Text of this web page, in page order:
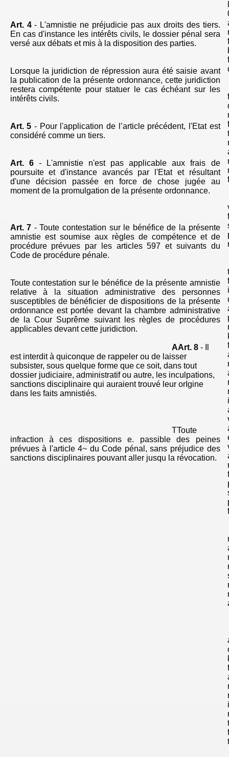
Art. 4- L'amnistie ne préjudicie pas aux droits des tiers.
En cas d'instance les intérêts civils, le dossier pénal sera
versé aux débats et mis à la disposition des parties.
Lorsque la juridiction de répression aura été saisie avant
la publication de la présente ordonnance, cette juridiction
restera compétente pour statuer le cas échéant sur les
intérêts civils.
Art. 5 - Pour l'application de l’article précédent, l'Etat est
considéré comme un tiers.
Art. 6-
L'amnistie n'est pas applicable aux frais de
poursuite et d'instance avancés par l'Etat et résultant
d'une décision passée en force de chose jugée
au
moment de la promulgation de la présente ordonnance.
Art. 7 - Toute contestation sur le bénéfice de la présente
amnistie est soumise aux règles de compétence et de
procédure prévues par les articles 597 et suivants du
Code de procédure pénale.
Toute contestation sur le bénéfice de la présente amnistie
relative à la situation administrative des personnes
susceptibles de bénéficier de dispositions de la présente
ordonnance est portée devant la chambre administrative
de la Cour Suprême suivant les règles de procédures
applicables devant cette juridiction.
AArt. 8 - Il
est interdit à quiconque de rappeler ou de laisser
subsister, sous quelque forme que ce soit, dans tout
dossier judiciaire, administratif ou autre, les inculpations,
sanctions disciplinaire qui auraient trouvé leur orIgine
dans les faits amnistiés.
TToute
infraction à ces dispositions e. passible des peines
prévues à l'article 4~ du Code pénal, sans préjudice des
sanctions disciplinaires pouvant aller jusqu la révocation.